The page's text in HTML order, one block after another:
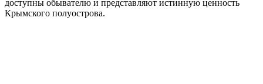
доступны обывателю и представляют истинную ценность
Крымского полуострова.